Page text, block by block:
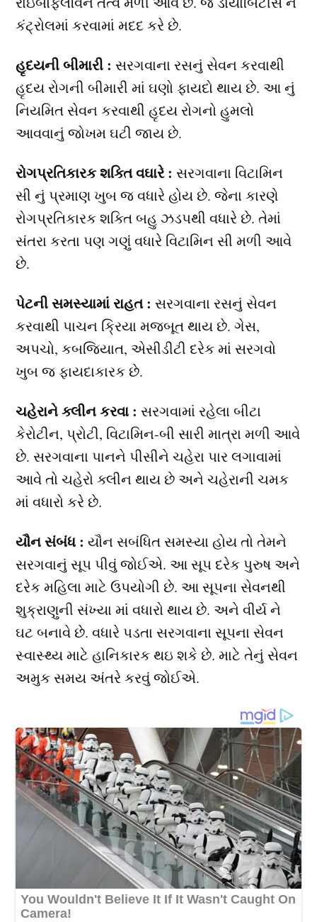
કંટ્રોલમાં કરવામાં મદદ કરે છે.
હૃદયની બીમારી : સરગવાના રસનું સેવન કરવાથી
હૃદય રોગની બીમારી માં ઘણો ફાયદો થાય છે. આ નું
નિયમિત સેવન કરવાથી હૃદય રોગનો હુમલો
આવવાનું જોખમ ઘટી જાય છે.
રોગપ્રતિકારક શક્તિ વઘારે : સરગવાના વિટામિન
સી નું પ્રમાણ ખુબ જ વધારે હોય છે. જેના કારણે
રોગપ્રતિકારક શક્તિ બહુ ઝડપથી વધારે છે. તેમાં
સંતરા કરતા પણ ગણું વધારે વિટામિન સી મળી આવે
છે.
પેટની સમસ્યામાં રાહત : સરગવાના રસનું સેવન
કરવાથી પાચન ક્રિયા મજબૂત થાય છે. ગેસ,
અપચો, કબજિયાત, એસીડીટી દરેક માં સરગવો
ખુબ જ ફાયદાકારક છે.
ચહેરાને ક્લીન કરવા : સરગવામાં રહેલા બીટા
કેરોટીન, પ્રોટી, વિટામિન-બી સારી માત્રા મળી આવે
છે. સરગવાના પાનને પીસીને ચહેરા પાર લગાવામાં
આવે તો ચહેરો ક્લીન થાય છે અને ચહેરાની ચમક
માં વધારો કરે છે.
યૌન સંબંધ : યૌન સબંધિત સમસ્યા હોય તો તેમને
સરગવાનું સૂપ પીવું જોઈએ. આ સૂપ દરેક પુરુષ અને
દરેક મહિલા માટે ઉપયોગી છે. આ સૂપના સેવનથી
શુક્રાણુની સંખ્યા માં વધારો થાય છે. અને વીર્ય ને
ઘટ બનાવે છે. વધારે પડતા સરગવાના સૂપના સેવન
સ્વાસ્થ્ય માટે હાનિકારક થઇ શકે છે. માટે તેનું સેવન
અમુક સમય અંતરે કરવું જોઈએ.